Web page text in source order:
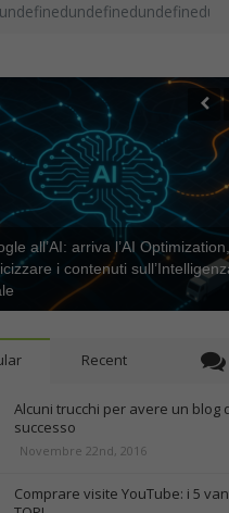
all’AI: arriva l’AI Optimization,
i contenuti
Recent
Alcuni trucchi per avere un blog
successo
Novembre 22nd, 2016
Comprare visite YouTube: i 5